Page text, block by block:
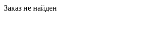
Заказ не найден